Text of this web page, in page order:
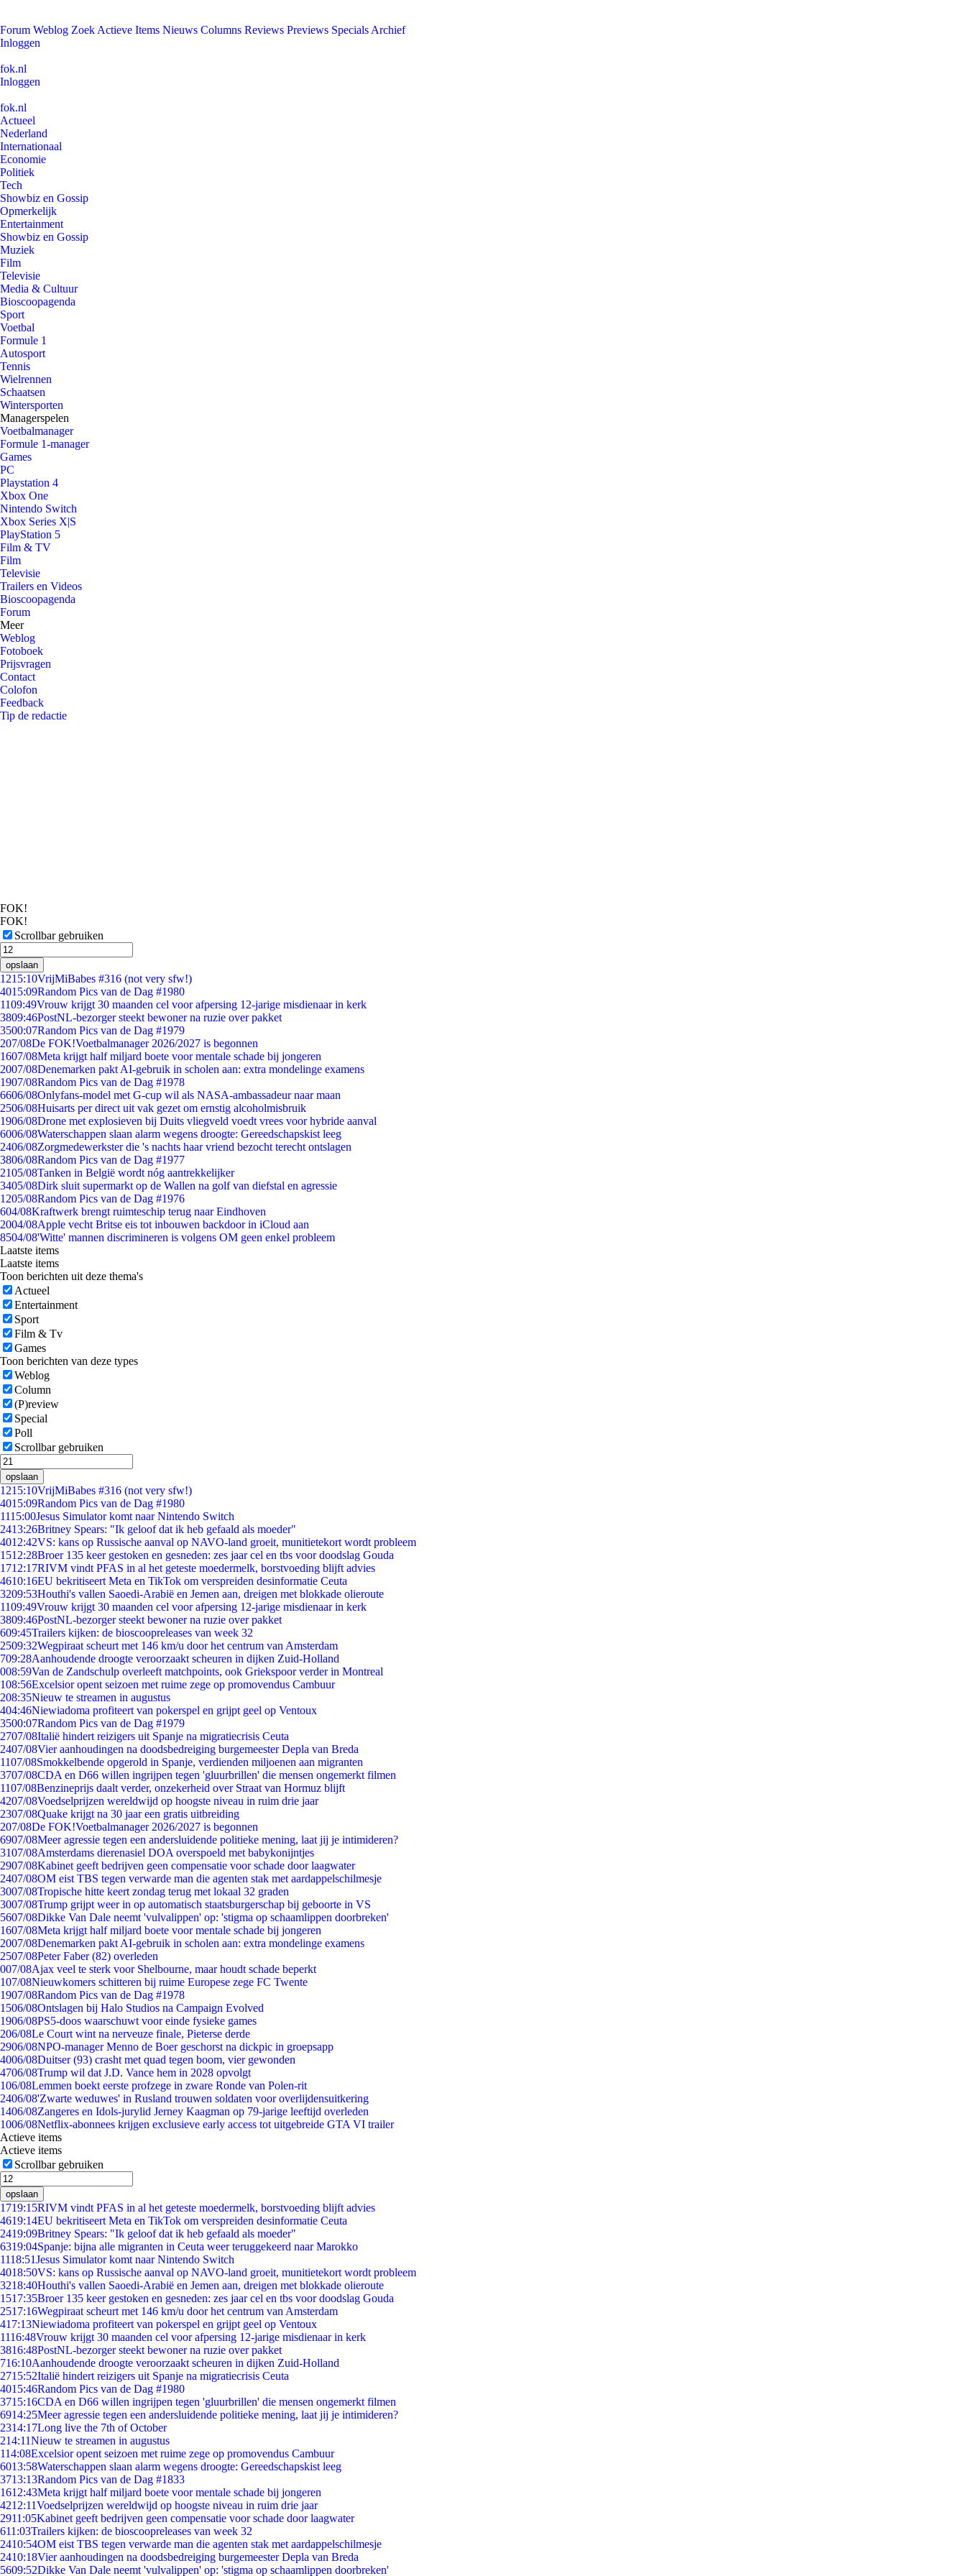
Forum Weblog Zoek Actieve Items Nieuws Columns Reviews Previews Specials Archief
Inloggen
fok.nl
Inloggen
fok.nl
Actueel
Nederland
Internationaal
Economie
Politiek
Tech
Showbiz en Gossip
Opmerkelijk
Entertainment
Showbiz en Gossip
Muziek
Film
Televisie
Media & Cultuur
Bioscoopagenda
Sport
Voetbal
Formule 1
Autosport
Tennis
Wielrennen
Schaatsen
Wintersporten
Managerspelen
Voetbalmanager
Formule 1-manager
Games
PC
Playstation 4
Xbox One
Nintendo Switch
Xbox Series X|S
PlayStation 5
Film & TV
Film
Televisie
Trailers en Videos
Bioscoopagenda
Forum
Meer
Weblog
Fotoboek
Prijsvragen
Contact
Colofon
Feedback
Tip de redactie
FOK!
FOK!
Scrollbar gebruiken
opslaan
1215:10VrijMiBabes #316 (not very sfw!)
4015:09Random Pics van de Dag #1980
1109:49Vrouw krijgt 30 maanden cel voor afpersing 12-jarige misdienaar in kerk
3809:46PostNL-bezorger steekt bewoner na ruzie over pakket
3500:07Random Pics van de Dag #1979
207/08De FOK!Voetbalmanager 2026/2027 is begonnen
1607/08Meta krijgt half miljard boete voor mentale schade bij jongeren
2007/08Denemarken pakt AI-gebruik in scholen aan: extra mondelinge examens
1907/08Random Pics van de Dag #1978
6606/08Onlyfans-model met G-cup wil als NASA-ambassadeur naar maan
2506/08Huisarts per direct uit vak gezet om ernstig alcoholmisbruik
1906/08Drone met explosieven bij Duits vliegveld voedt vrees voor hybride aanval
6006/08Waterschappen slaan alarm wegens droogte: Gereedschapskist leeg
2406/08Zorgmedewerkster die 's nachts haar vriend bezocht terecht ontslagen
3806/08Random Pics van de Dag #1977
2105/08Tanken in België wordt nóg aantrekkelijker
3405/08Dirk sluit supermarkt op de Wallen na golf van diefstal en agressie
1205/08Random Pics van de Dag #1976
604/08Kraftwerk brengt ruimteschip terug naar Eindhoven
2004/08Apple vecht Britse eis tot inbouwen backdoor in iCloud aan
8504/08'Witte' mannen discrimineren is volgens OM geen enkel probleem
Laatste items
Laatste items
Toon berichten uit deze thema's
Actueel
Entertainment
Sport
Film & Tv
Games
Toon berichten van deze types
Weblog
Column
(P)review
Special
Poll
Scrollbar gebruiken
opslaan
1215:10VrijMiBabes #316 (not very sfw!)
4015:09Random Pics van de Dag #1980
1115:00Jesus Simulator komt naar Nintendo Switch
2413:26Britney Spears: "Ik geloof dat ik heb gefaald als moeder"
4012:42VS: kans op Russische aanval op NAVO-land groeit, munitietekort wordt probleem
1512:28Broer 135 keer gestoken en gesneden: zes jaar cel en tbs voor doodslag Gouda
1712:17RIVM vindt PFAS in al het geteste moedermelk, borstvoeding blijft advies
4610:16EU bekritiseert Meta en TikTok om verspreiden desinformatie Ceuta
3209:53Houthi's vallen Saoedi-Arabië en Jemen aan, dreigen met blokkade olieroute
1109:49Vrouw krijgt 30 maanden cel voor afpersing 12-jarige misdienaar in kerk
3809:46PostNL-bezorger steekt bewoner na ruzie over pakket
609:45Trailers kijken: de bioscoopreleases van week 32
2509:32Wegpiraat scheurt met 146 km/u door het centrum van Amsterdam
709:28Aanhoudende droogte veroorzaakt scheuren in dijken Zuid-Holland
008:59Van de Zandschulp overleeft matchpoints, ook Griekspoor verder in Montreal
108:56Excelsior opent seizoen met ruime zege op promovendus Cambuur
208:35Nieuw te streamen in augustus
404:46Niewiadoma profiteert van pokerspel en grijpt geel op Ventoux
3500:07Random Pics van de Dag #1979
2707/08Italië hindert reizigers uit Spanje na migratiecrisis Ceuta
2407/08Vier aanhoudingen na doodsbedreiging burgemeester Depla van Breda
1107/08Smokkelbende opgerold in Spanje, verdienden miljoenen aan migranten
3707/08CDA en D66 willen ingrijpen tegen 'gluurbrillen' die mensen ongemerkt filmen
1107/08Benzineprijs daalt verder, onzekerheid over Straat van Hormuz blijft
4207/08Voedselprijzen wereldwijd op hoogste niveau in ruim drie jaar
2307/08Quake krijgt na 30 jaar een gratis uitbreiding
207/08De FOK!Voetbalmanager 2026/2027 is begonnen
6907/08Meer agressie tegen een andersluidende politieke mening, laat jij je intimideren?
3107/08Amsterdams dierenasiel DOA overspoeld met babykonijntjes
2907/08Kabinet geeft bedrijven geen compensatie voor schade door laagwater
2407/08OM eist TBS tegen verwarde man die agenten stak met aardappelschilmesje
3007/08Tropische hitte keert zondag terug met lokaal 32 graden
3007/08Trump grijpt weer in op automatisch staatsburgerschap bij geboorte in VS
5607/08Dikke Van Dale neemt 'vulvalippen' op: 'stigma op schaamlippen doorbreken'
1607/08Meta krijgt half miljard boete voor mentale schade bij jongeren
2007/08Denemarken pakt AI-gebruik in scholen aan: extra mondelinge examens
2507/08Peter Faber (82) overleden
007/08Ajax veel te sterk voor Shelbourne, maar houdt schade beperkt
107/08Nieuwkomers schitteren bij ruime Europese zege FC Twente
1907/08Random Pics van de Dag #1978
1506/08Ontslagen bij Halo Studios na Campaign Evolved
1906/08PS5-doos waarschuwt voor einde fysieke games
206/08Le Court wint na nerveuze finale, Pieterse derde
2906/08NPO-manager Menno de Boer geschorst na dickpic in groepsapp
4006/08Duitser (93) crasht met quad tegen boom, vier gewonden
4706/08Trump wil dat J.D. Vance hem in 2028 opvolgt
106/08Lemmen boekt eerste profzege in zware Ronde van Polen-rit
2406/08'Zwarte weduwes' in Rusland trouwen soldaten voor overlijdensuitkering
1406/08Zangeres en Idols-jurylid Jerney Kaagman op 79-jarige leeftijd overleden
1006/08Netflix-abonnees krijgen exclusieve early access tot uitgebreide GTA VI trailer
Actieve items
Actieve items
Scrollbar gebruiken
opslaan
1719:15RIVM vindt PFAS in al het geteste moedermelk, borstvoeding blijft advies
4619:14EU bekritiseert Meta en TikTok om verspreiden desinformatie Ceuta
2419:09Britney Spears: "Ik geloof dat ik heb gefaald als moeder"
6319:04Spanje: bijna alle migranten in Ceuta weer teruggekeerd naar Marokko
1118:51Jesus Simulator komt naar Nintendo Switch
4018:50VS: kans op Russische aanval op NAVO-land groeit, munitietekort wordt probleem
3218:40Houthi's vallen Saoedi-Arabië en Jemen aan, dreigen met blokkade olieroute
1517:35Broer 135 keer gestoken en gesneden: zes jaar cel en tbs voor doodslag Gouda
2517:16Wegpiraat scheurt met 146 km/u door het centrum van Amsterdam
417:13Niewiadoma profiteert van pokerspel en grijpt geel op Ventoux
1116:48Vrouw krijgt 30 maanden cel voor afpersing 12-jarige misdienaar in kerk
3816:48PostNL-bezorger steekt bewoner na ruzie over pakket
716:10Aanhoudende droogte veroorzaakt scheuren in dijken Zuid-Holland
2715:52Italië hindert reizigers uit Spanje na migratiecrisis Ceuta
4015:46Random Pics van de Dag #1980
3715:16CDA en D66 willen ingrijpen tegen 'gluurbrillen' die mensen ongemerkt filmen
6914:25Meer agressie tegen een andersluidende politieke mening, laat jij je intimideren?
2314:17Long live the 7th of October
214:11Nieuw te streamen in augustus
114:08Excelsior opent seizoen met ruime zege op promovendus Cambuur
6013:58Waterschappen slaan alarm wegens droogte: Gereedschapskist leeg
3713:13Random Pics van de Dag #1833
1612:43Meta krijgt half miljard boete voor mentale schade bij jongeren
4212:11Voedselprijzen wereldwijd op hoogste niveau in ruim drie jaar
2911:05Kabinet geeft bedrijven geen compensatie voor schade door laagwater
611:03Trailers kijken: de bioscoopreleases van week 32
2410:54OM eist TBS tegen verwarde man die agenten stak met aardappelschilmesje
2410:18Vier aanhoudingen na doodsbedreiging burgemeester Depla van Breda
5609:52Dikke Van Dale neemt 'vulvalippen' op: 'stigma op schaamlippen doorbreken'